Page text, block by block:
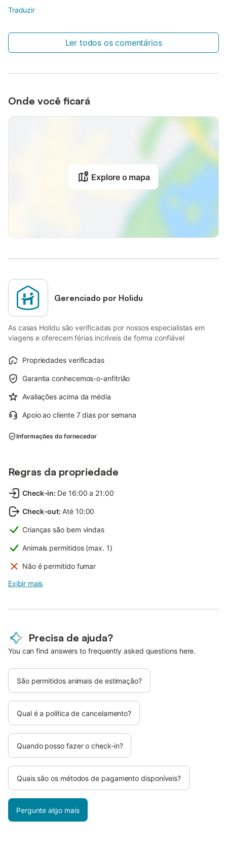
Traduzir
Ler todos os comentários
Onde você ficará
Explore o mapa
Gerenciado por Holidu
As casas Holidu são verificadas por nossos especialistas em
viagens e oferecem férias incríveis de forma confiável
Propriedades verificadas
Garantia conhecemos-o-anfitrião
Avaliações acima da média
Apoio ao cliente 7 dias por semana
Informações do fornecedor
Regras da propriedade
Check-in: De 16:00 a 21:00
Check-out: Até 10:00
Crianças são bem vindas
Animais permitidos (max. 1)
Não é permitido fumar
Exibir mais
Precisa de ajuda?
You can find answers to frequently asked questions here.
São permitidos animais de estimação?
Qual é a política de cancelamento?
Quando posso fazer o check-in?
Quais são os métodos de pagamento disponíveis?
Pergunte algo mais